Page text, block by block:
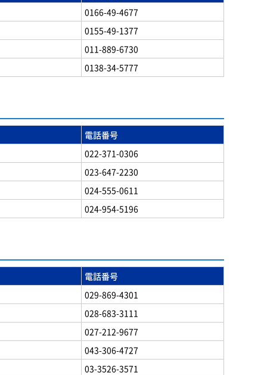
0166-49-4677
0155-49-1377
011-889-6730
0138-34-5777
電話番号
022-371-0306
023-647-2230
024-555-0611
024-954-5196
電話番号
029-869-4301
028-683-3111
027-212-9677
043-306-4727
03-3526-3571